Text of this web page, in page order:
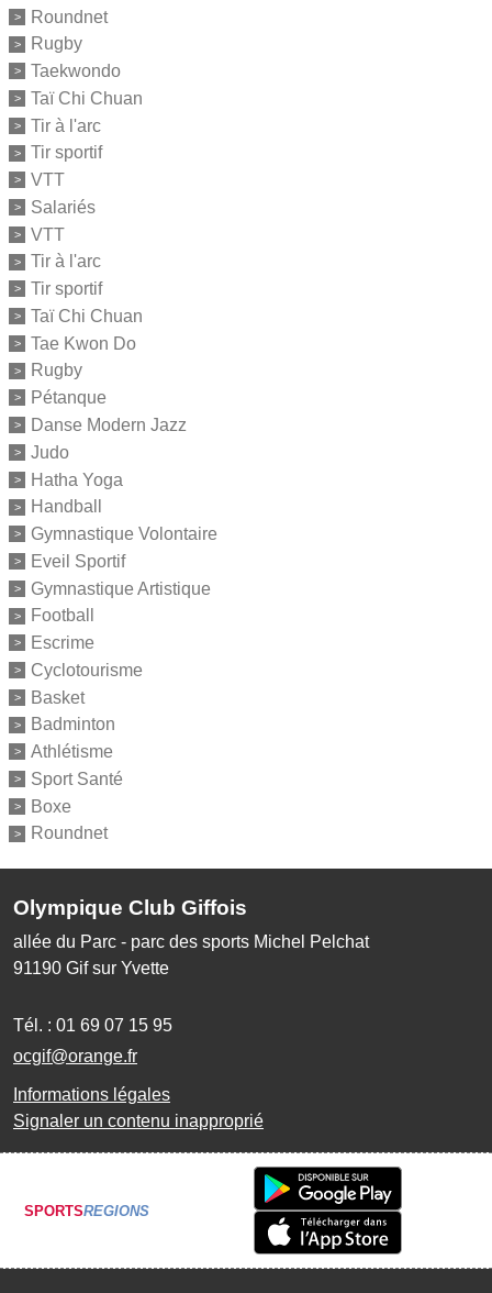
Roundnet
Rugby
Taekwondo
Taï Chi Chuan
Tir à l'arc
Tir sportif
VTT
Salariés
VTT
Tir à l'arc
Tir sportif
Taï Chi Chuan
Tae Kwon Do
Rugby
Pétanque
Danse Modern Jazz
Judo
Hatha Yoga
Handball
Gymnastique Volontaire
Eveil Sportif
Gymnastique Artistique
Football
Escrime
Cyclotourisme
Basket
Badminton
Athlétisme
Sport Santé
Boxe
Roundnet
Olympique Club Giffois
allée du Parc - parc des sports Michel Pelchat
91190 Gif sur Yvette
Tél. : 01 69 07 15 95
ocgif@orange.fr
Informations légales
Signaler un contenu inapproprié
SPORTSREGIONS